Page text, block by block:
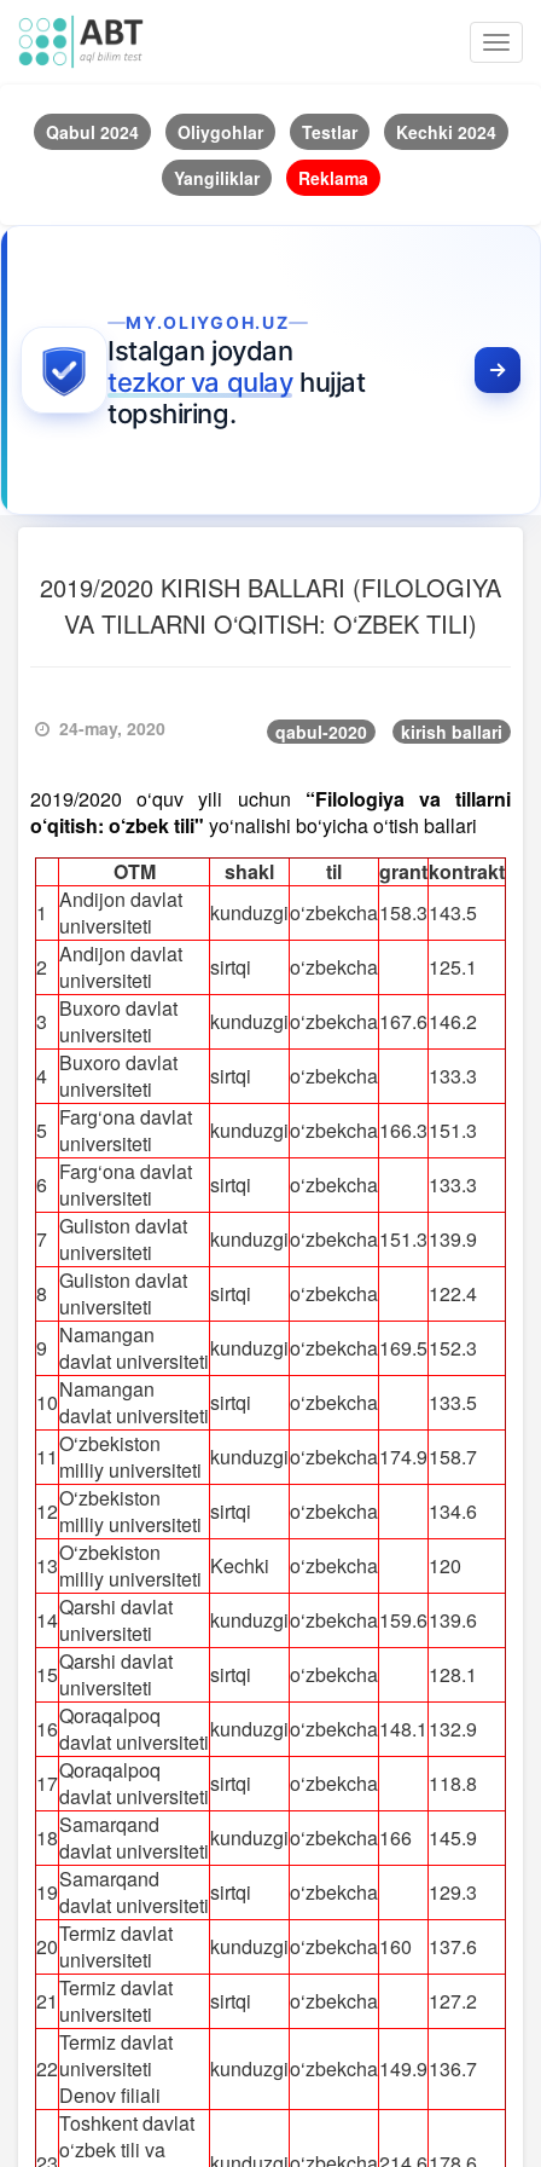
Qabul 2024 Oliygohlar Testlar
Kechki 2024
Yangiliklar
Reklama
MY.OLIYGOH.UZ
Istalgan joydan
tezkor va qulayhujjat
topshiring.
2019/2020 KIRISH BALLARI (FILOLOGIYA
VA TILLARNI O‘QITISH: O‘ZBEK TILI)
24-may, 2020 qabul-2020 kirish ballari
2019/2020 o‘quv yili uchun “Filologiya va tillarni
o‘qitish: o‘zbek tili" yo‘nalishi bo‘yicha o‘tish ballari
OTM
shakl til grantkontrakt
1 Andijon davlat
universiteti
kunduzgio‘zbekcha158.3143.5
2 Andijon davlat
universiteti
sirtqi o‘zbekcha
125.1
3 Buxoro davlat
universiteti
kunduzgio‘zbekcha167.6146.2
4 Buxoro davlat
universiteti
sirtqi o‘zbekcha
133.3
5 Farg‘ona davlat
universiteti
kunduzgio‘zbekcha166.3151.3
6 Farg‘ona davlat
universiteti
sirtqi o‘zbekcha
133.3
7 Guliston davlat
universiteti
kunduzgio‘zbekcha151.3139.9
8 Guliston davlat
universiteti
sirtqi o‘zbekcha
122.4
9 Namangan
davlat universitetikunduzgio‘zbekcha169.5152.3
10Namangan
davlat universitetisirtqi o‘zbekcha
133.5
11O‘zbekiston
milliy universiteti kunduzgio‘zbekcha174.9158.7
12O‘zbekiston
milliy universiteti sirtqi o‘zbekcha
134.6
13O‘zbekiston
milliy universiteti Kechki o‘zbekcha
120
14Qarshi davlat
universiteti
kunduzgio‘zbekcha159.6139.6
15Qarshi davlat
universiteti
sirtqi o‘zbekcha
128.1
16Qoraqalpoq
davlat universitetikunduzgio‘zbekcha148.1 132.9
17Qoraqalpoq
davlat universitetisirtqi o‘zbekcha
118.8
18Samarqand
davlat universitetikunduzgio‘zbekcha166
145.9
19Samarqand
davlat universitetisirtqi o‘zbekcha
129.3
20Termiz davlat
universiteti
kunduzgio‘zbekcha160
137.6
21Termiz davlat
universiteti
sirtqi o‘zbekcha 127.2
22
Termiz davlat
universiteti
Denov filiali
kunduzgio‘zbekcha149.9136.7
Toshkent davlat
o‘zbek tili va